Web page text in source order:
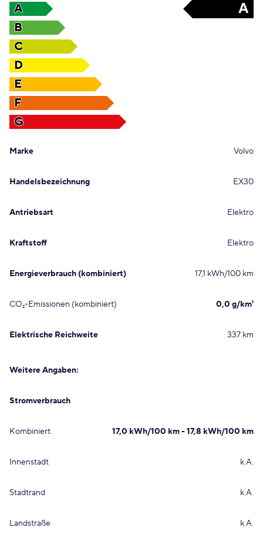
A A
B
C
D
E
F
G
Marke Volvo
Handelsbezeichnung EX30
Antriebsart Elektro
Kraftstoff Elektro
Energieverbrauch (kombiniert) 17,1 kWh/100 km
CO₂-Emissionen (kombiniert) 0,0 g/km¹
Elektrische Reichweite 337 km
Weitere Angaben:
Stromverbrauch
Kombiniert 17,0 kWh/100 km - 17,8 kWh/100 km
Innenstadt k.A.
Stadtrand k.A.
Landstraße k.A.